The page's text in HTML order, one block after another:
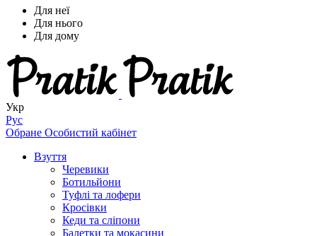
Для неї
Для нього
Для дому
Укр
Рус
Обране Особистий кабінет
Взуття
Черевики
Ботильйони
Туфлі та лофери
Кросівки
Кеди та сліпони
Балетки та мокасини